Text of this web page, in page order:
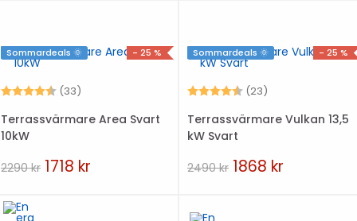
Sommardeals 🌞 - 25 %
Betyg: (33)
Terrassvärmare Area Svart
10kW
2290kr 1718 kr
Sommardeals 🌞 - 25 %
Betyg: (23)
Terrassvärmare Vulkan 13,5
kW Svart
2490kr 1868 kr